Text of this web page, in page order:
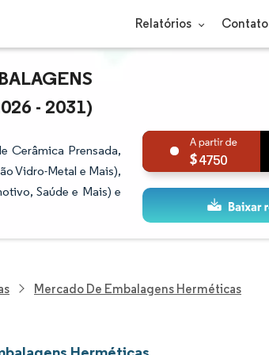
Relatórios Contato
- 2031)
Cerâmica Prensada,
Vidro-Metal e Mais),
Saúde e Mais) e
4750
Mercado De Embalagens Herméticas